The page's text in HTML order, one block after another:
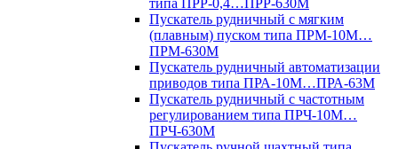
типа ПРР-0,4…ПРР-630М
Пускатель рудничный с мягким
(плавным) пуском типа ПРМ-10М…
ПРМ-630М
Пускатель рудничный автоматизации
приводов типа ПРА-10М…ПРА-63М
Пускатель рудничный с частотным
регулированием типа ПРЧ-10М…
ПРЧ-630М